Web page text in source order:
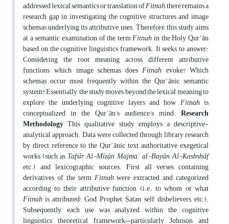
addressed lexical semantics or translation ofFitnah, there remains a
research gap in investigating the cognitive structures and image
schemas underlying its attributive uses. Therefore, this study aims
at a semantic examination of the termFitnahin the Holy Qurʾān
based on the cognitive linguistics framework. It seeks to answer:
Considering the root meaning across different attributive
functions, which image schemas doesFitnah evoke? Which
schemas occur most frequently within the Qurʾānic semantic
system? Essentially, the study moves beyond the lexical meaning to
explore the underlying cognitive layers and how Fitnahis
conceptualized in the Qurʾān’s audience’s mind. Research
Methodology This qualitative study employs a descriptive-
analytical approach. Data were collected through library research
by direct reference to the Qurʾānic text, authoritative exegetical
works (such asTafsīr Al-Mīzān,Majmaʿ al-Bayān,Al-Kashshāf
etc.), and lexicographic sources. First, all verses containing
derivatives of the term Fitnahwere extracted and categorized
according to their attributive function (i.e., to whom or what
Fitnahis attributed: God, Prophet, Satan, self, disbelievers, etc.).
Subsequently, each use was analyzed within the cognitive
linguistics theoretical framework—particularly Johnson and